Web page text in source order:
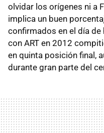
olvidar los orígenes ni a
implica un buen
confirmados en el día de
con ART en 2012
en quinta posición final,
durante gran parte del